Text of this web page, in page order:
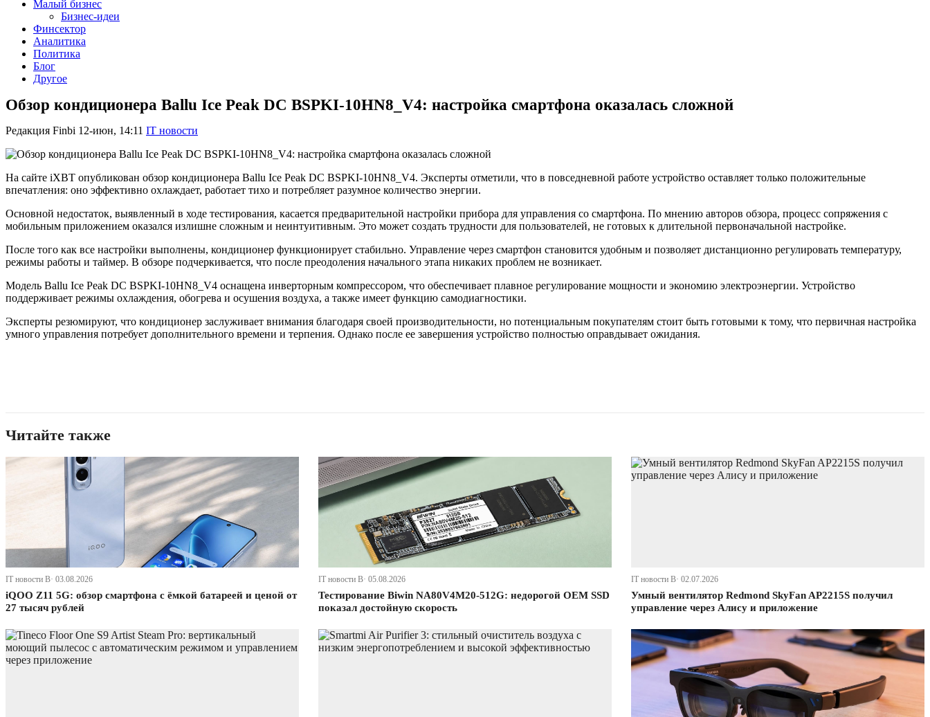
Малый бизнес
Бизнес-идеи
Финсектор
Аналитика
Политика
Блог
Другое
Обзор кондиционера Ballu Ice Peak DC BSPKI-10HN8_V4: настройка смартфона оказалась сложной
Редакция Finbi 12-июн, 14:11 IT новости
На сайте iXBT опубликован обзор кондиционера Ballu Ice Peak DC BSPKI-10HN8_V4. Эксперты отметили, что в повседневной работе устройство оставляет только положительные
впечатления: оно эффективно охлаждает, работает тихо и потребляет разумное количество энергии.
Основной недостаток, выявленный в ходе тестирования, касается предварительной настройки прибора для управления со смартфона. По мнению авторов обзора, процесс сопряжения с
мобильным приложением оказался излишне сложным и неинтуитивным. Это может создать трудности для пользователей, не готовых к длительной первоначальной настройке.
После того как все настройки выполнены, кондиционер функционирует стабильно. Управление через смартфон становится удобным и позволяет дистанционно регулировать температуру,
режимы работы и таймер. В обзоре подчеркивается, что после преодоления начального этапа никаких проблем не возникает.
Модель Ballu Ice Peak DC BSPKI-10HN8_V4 оснащена инверторным компрессором, что обеспечивает плавное регулирование мощности и экономию электроэнергии. Устройство
поддерживает режимы охлаждения, обогрева и осушения воздуха, а также имеет функцию самодиагностики.
Эксперты резюмируют, что кондиционер заслуживает внимания благодаря своей производительности, но потенциальным покупателям стоит быть готовыми к тому, что первичная настройка
умного управления потребует дополнительного времени и терпения. Однако после ее завершения устройство полностью оправдывает ожидания.
Читайте также
IT новости В· 03.08.2026
iQOO Z11 5G: обзор смартфона с ёмкой батареей и ценой от
27 тысяч рублей
IT новости В· 05.08.2026
Тестирование Biwin NA80V4M20-512G: недорогой OEM SSD
показал достойную скорость
IT новости В· 02.07.2026
Умный вентилятор Redmond SkyFan AP2215S получил
управление через Алису и приложение